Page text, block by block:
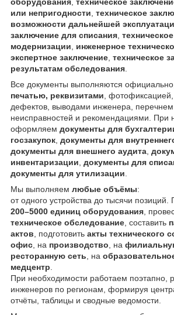
или непригодности техническое
возможности дальнейшей
заключение для списания
модернизации
инженерное
экспертное заключение техническое
результатам обследования
Все документы выполняются
печатью, реквизитами ,
дефектов, выводами инженера,
неисправностей и рекомендациями. При
оформляем документы для
госзакупок документы для
документы для внешнего аудита
инвентаризации документы для
документы для утилизации
Мы выполняем любые объёмы:
от одного устройства до тысячи
200–5000 единиц оборудования ,
техническое обследование , составить
актов , подготовить акты технического
офис , на производство , на
ресторанную сеть , на
медцентр
При необходимости работаем поэтапно,
инженеров по регионам, формируя
отчёты, таблицы и сводные ведомости.